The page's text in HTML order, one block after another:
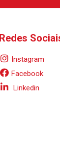
Redes
Instagram
Facebook
Linkedin